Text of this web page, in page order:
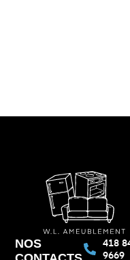
NOS
418
9669